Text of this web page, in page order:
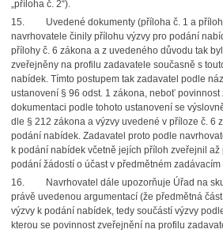
„příloha č. 2“).
15. Uvedené dokumenty (příloha č. 1 a
navrhovatele činily přílohu výzvy pro podání
přílohy č. 6 zákona a z uvedeného důvodu tak
zveřejněny na profilu zadavatele současně s
nabídek. Tímto postupem tak zadavatel podle
ustanovení § 96 odst. 1 zákona, neboť
dokumentaci podle tohoto ustanovení se
dle § 212 zákona a výzvy uvedené v příloze č. 6
podání nabídek. Zadavatel proto podle
k podání nabídek včetně jejích příloh zveřejnil
podání žádostí o účast v předmětném zadávacím
16. Navrhovatel dále upozorňuje Úřad na
právě uvedenou argumentací (že předmětná
výzvy k podání nabídek, tedy součástí výzvy
kterou se povinnost zveřejnění na profilu